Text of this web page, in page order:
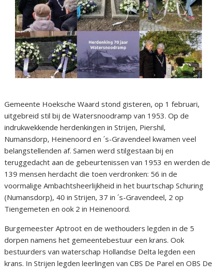
Gemeente Hoeksche Waard stond gisteren, op 1 februari,
uitgebreid stil bij de Watersnoodramp van 1953. Op de
indrukwekkende herdenkingen in Strijen, Piershil,
Numansdorp, Heinenoord en ´s-Gravendeel kwamen veel
belangstellenden af. Samen werd stilgestaan bij en
teruggedacht aan de gebeurtenissen van 1953 en werden de
139 mensen herdacht die toen verdronken: 56 in de
voormalige Ambachtsheerlijkheid in het buurtschap Schuring
(Numansdorp), 40 in Strijen, 37 in ´s-Gravendeel, 2 op
Tiengemeten en ook 2 in Heinenoord.
Burgemeester Aptroot en de wethouders legden in de 5
dorpen namens het gemeentebestuur een krans. Ook
bestuurders van waterschap Hollandse Delta legden een
krans. In Strijen legden leerlingen van CBS De Parel en OBS De